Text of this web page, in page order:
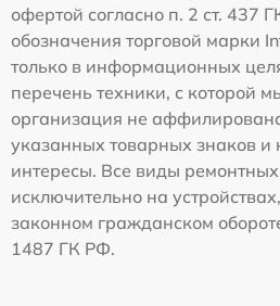
офертой согласно п. 2 ст. 437
обозначения торговой марки
только в информационных
перечень техники, с которой
организация не
указанных товарных знаков и
интересы. Все виды
исключительно на
законном гражданском
1487 ГК РФ.